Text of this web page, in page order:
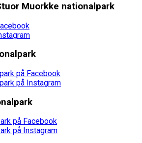
Muorkke nationalpark
på Facebook
på Instagram
på Facebook
på Instagram